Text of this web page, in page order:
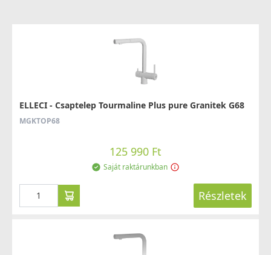
ELLECI - Csaptelep Tourmaline Plus pure Granitek G68
MGKTOP68
125 990 Ft
Saját raktárunkban
Részletek